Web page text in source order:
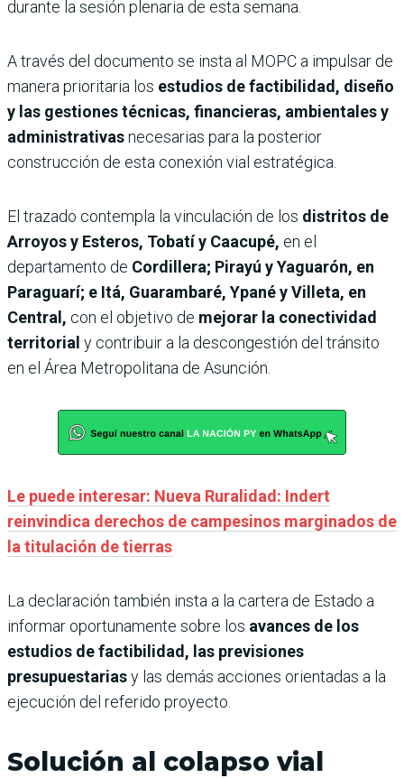
durante la sesión plenaria de esta semana.
A través del documento se insta al MOPC a impulsar de
manera prioritaria los estudios de factibilidad, diseño
y las gestiones técnicas, financieras, ambientales y
administrativasnecesarias para la posterior
construcción de esta conexión vial estratégica.
El trazado contempla la vinculación de los distritos de
Arroyos y Esteros, Tobatí y Caacupé, en el
departamento de Cordillera; Pirayú y Yaguarón, en
Paraguarí; e Itá, Guarambaré, Ypané y Villeta, en
Central, con el objetivo de mejorar la conectividad
territorial y contribuir a la descongestión del tránsito
en el Área Metropolitana de Asunción.
Le puede interesar: Nueva Ruralidad: Indert
reinvindica derechos de campesinos marginados de
la titulación de tierras
La declaración también insta a la cartera de Estado a
informar oportunamente sobre los avances de los
estudios de factibilidad, las previsiones
presupuestariasy las demás acciones orientadas a la
ejecución del referido proyecto.
Solución al colapso vial